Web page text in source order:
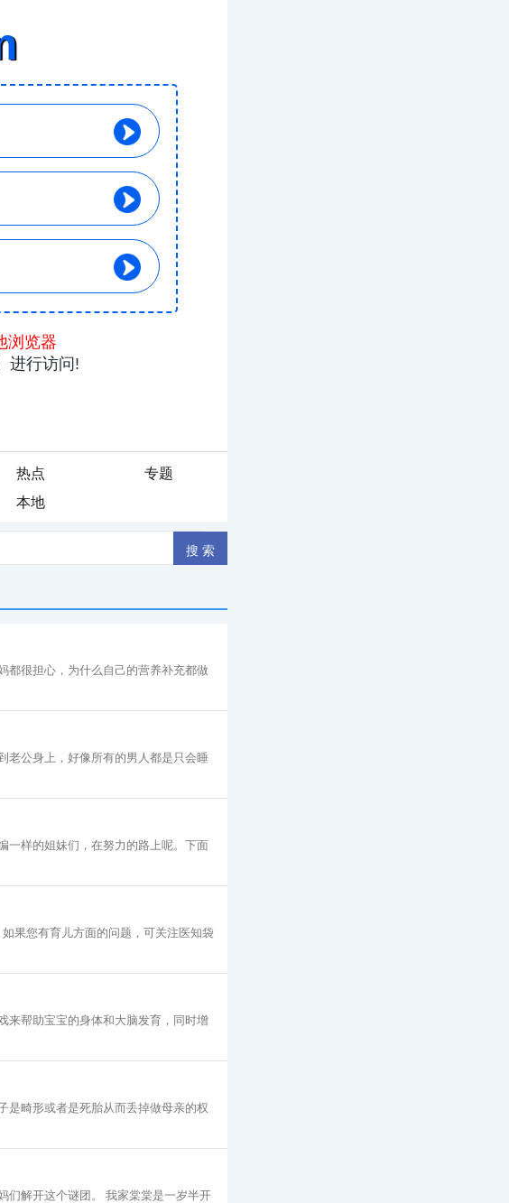
热点
专题
本地
都很担心，为什么自己的营养补充都做
老公身上，好像所有的男人都是只会睡
一样的姐妹们，在努力的路上呢。下面
果您有育儿方面的问题，可关注医知袋
来帮助宝宝的身体和大脑发育，同时增
是畸形或者是死胎从而丢掉做母亲的权
们解开这个谜团。 我家棠棠是一岁半开